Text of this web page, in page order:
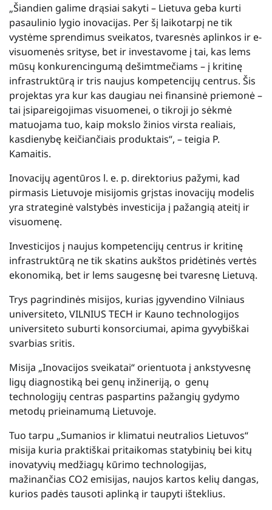
„Šiandien galime drąsiai sakyti – Lietuva geba kurti
pasaulinio lygio inovacijas. Per šį laikotarpį ne tik
vystėme sprendimus sveikatos, tvaresnės aplinkos ir e-
visuomenės srityse, bet ir investavome į tai, kas lems
mūsų konkurencingumą dešimtmečiams – į kritinę
infrastruktūrą ir tris naujus kompetencijų centrus. Šis
projektas yra kur kas daugiau nei finansinė priemonė –
tai įsipareigojimas visuomenei, o tikroji jo sėkmė
matuojama tuo, kaip mokslo žinios virsta realiais,
kasdienybę keičiančiais produktais“, – teigia P.
Kamaitis.
Inovacijų agentūros l. e. p. direktorius pažymi, kad
pirmasis Lietuvoje misijomis grįstas inovacijų modelis
yra strateginė valstybės investicija į pažangią ateitį ir
visuomenę.
Investicijos į naujus kompetencijų centrus ir kritinę
infrastruktūrą ne tik skatins aukštos pridėtinės vertės
ekonomiką, bet ir lems saugesnę bei tvaresnę Lietuvą.
Trys pagrindinės misijos, kurias įgyvendino Vilniaus
universiteto, VILNIUS TECH ir Kauno technologijos
universiteto suburti konsorciumai, apima gyvybiškai
svarbias sritis.
Misija „Inovacijos sveikatai“ orientuota į ankstyvesnę
ligų diagnostiką bei genų inžineriją, o genų
technologijų centras paspartins pažangių gydymo
metodų prieinamumą Lietuvoje.
Tuo tarpu „Sumanios ir klimatui neutralios Lietuvos“
misija kuria praktiškai pritaikomas statybinių bei kitų
inovatyvių medžiagų kūrimo technologijas,
mažinančias CO2 emisijas, naujos kartos kelių dangas,
kurios padės tausoti aplinką ir taupyti išteklius.